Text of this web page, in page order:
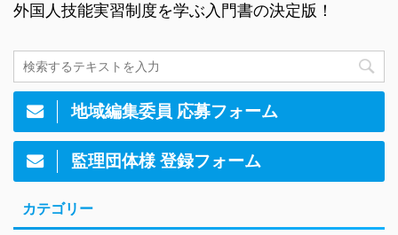
外国人技能実習制度を学ぶ入門書の決定版！
地域編集委員 応募フォーム
監理団体様 登録フォーム
カテゴリー